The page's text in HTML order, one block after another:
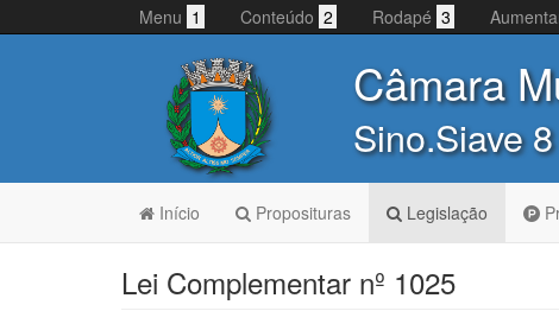
Menu 1 Conteúdo 2 Rodapé 3
Câmara
Sino.Siave 8
Início Proposituras Legislação
Lei Complementar nº 1025